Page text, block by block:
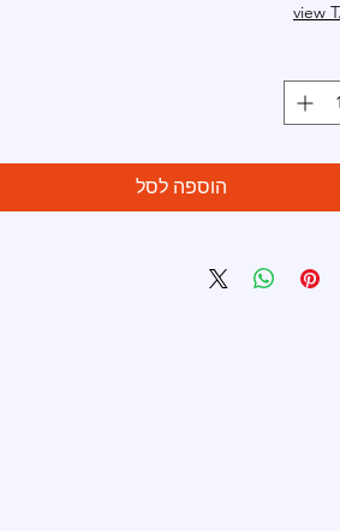
view
הוספה לסל